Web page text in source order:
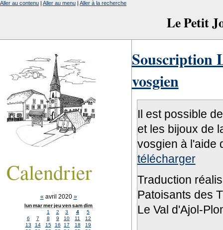
Le Petit
Aller au contenu | Aller au menu | Aller à la recherche
Souscription
vosgien
Il est possible
et les bijoux de
vosgien à l'aide
télécharger
Traduction
Patoisants des
Le Val d'Ajol-
Calendrier
« avril 2020 »
lunmarmerjeuvensamdim
1
2 3 4
5
6
7 8 9 10 11
12
13
14 15 16 17 18
19